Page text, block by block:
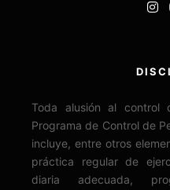
Toda alusión al control
Programa de Control de
incluye, entre otros
práctica regular de
diaria adecuada,